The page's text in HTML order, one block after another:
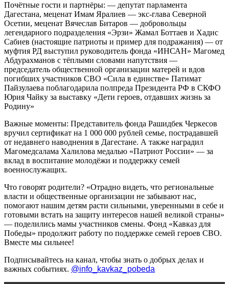
Почётные гости и партнёры: — депутат парламента
Дагестана, меценат Имам Яралиев — экс-глава Северной
Осетии, меценат Вячеслав Битаров — добровольцы
легендарного подразделения «Эрзи» Жамал Боттаев и Хадис
Сабиев (настоящие патриоты и пример для подражания) — от
муфтия РД выступил руководитель фонда «ИНСАН» Магомед
Абдурахманов с тёплыми словами напутствия —
председатель общественной организации матерей и вдов
погибших участников СВО «Сила в единстве» Патимат
Пайзулаева поблагодарила полпреда Президента РФ в СКФО
Юрия Чайку за выставку «Дети героев, отдавших жизнь за
Родину»
Важные моменты: Представитель фонда Рашидбек Черкесов
вручил сертификат на 1 000 000 рублей семье, пострадавшей
от недавнего наводнения в Дагестане. А также наградил
Магомедсалама Халилова медалью «Патриот России» — за
вклад в воспитание молодёжи и поддержку семей
военнослужащих.
Что говорят родители? «Отрадно видеть, что региональные
власти и общественные организации не забывают нас,
помогают нашим детям расти сильными, уверенными в себе и
готовыми встать на защиту интересов нашей великой страны»
— поделились мамы участников смены. Фонд «Кавказ для
Победы» продолжит работу по поддержке семей героев СВО.
Вместе мы сильнее!
Подписывайтесь на канал, чтобы знать о добрых делах и
важных событиях. @info_kavkaz_pobeda